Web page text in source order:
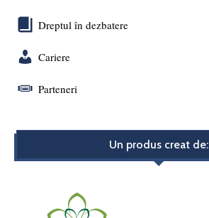
Dreptul în dezbatere
Cariere
Parteneri
Un produs creat de: